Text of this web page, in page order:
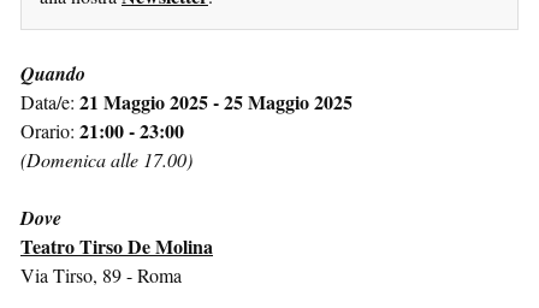
Quando
Data/e: 21 Maggio 2025 - 25 Maggio 2025
Orario: 21:00 - 23:00
(Domenica alle 17.00)
Dove
Teatro Tirso De Molina
Via Tirso, 89 - Roma